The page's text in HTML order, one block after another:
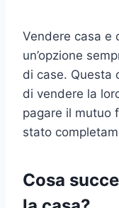
Vendere casa e
un’opzione
di case. Questa
di vendere la
pagare il mutuo
stato
Cosa